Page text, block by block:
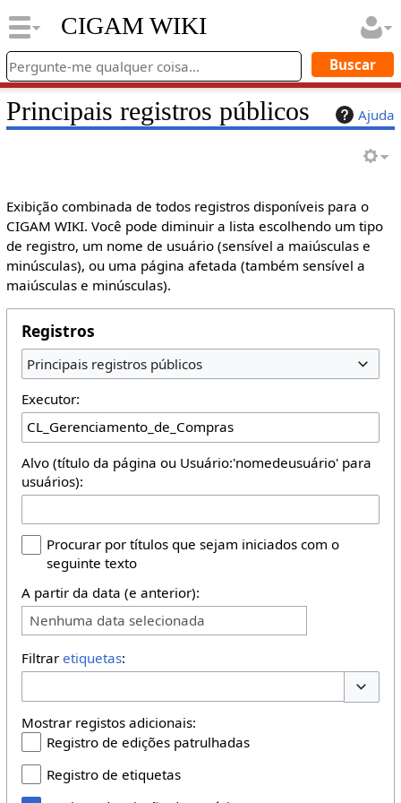
CIGAM WIKI
Ajuda
Principais registros públicos
Exibição combinada de todos registros disponíveis para o
CIGAM WIKI. Você pode diminuir a lista escolhendo um tipo
de registro, um nome de usuário (sensível a maiúsculas e
minúsculas), ou uma página afetada (também sensível a
maiúsculas e minúsculas).
Registros
Principais registros públicos
Executor:
Alvo (título da página ou Usuário:'nomedeusuário' para
usuários):
Procurar por títulos que sejam iniciados com o
seguinte texto
A partir da data (e anterior):
Nenhuma data selecionada
Filtrar etiquetas:
Mostrar registos adicionais:
Registro de edições patrulhadas
Registro de etiquetas